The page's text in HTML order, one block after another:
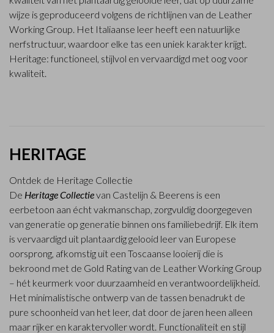
wijze is geproduceerd volgens de richtlijnen van de Leather
Working Group. Het Italiaanse leer heeft een natuurlijke
nerfstructuur, waardoor elke tas een uniek karakter krijgt.
Heritage: functioneel, stijlvol en vervaardigd met oog voor
kwaliteit.
HERITAGE
Ontdek de Heritage Collectie
De Heritage Collectievan Castelijn & Beerens is een
eerbetoon aan écht vakmanschap, zorgvuldig doorgegeven
van generatie op generatie binnen ons familiebedrijf. Elk item
is vervaardigd uit plantaardig gelooid leer van Europese
oorsprong, afkomstig uit een Toscaanse looierij die is
bekroond met de Gold Rating van de Leather Working Group
– hét keurmerk voor duurzaamheid en verantwoordelijkheid.
Het minimalistische ontwerp van de tassen benadrukt de
pure schoonheid van het leer, dat door de jaren heen alleen
maar rijker en karaktervoller wordt. Functionaliteit en stijl